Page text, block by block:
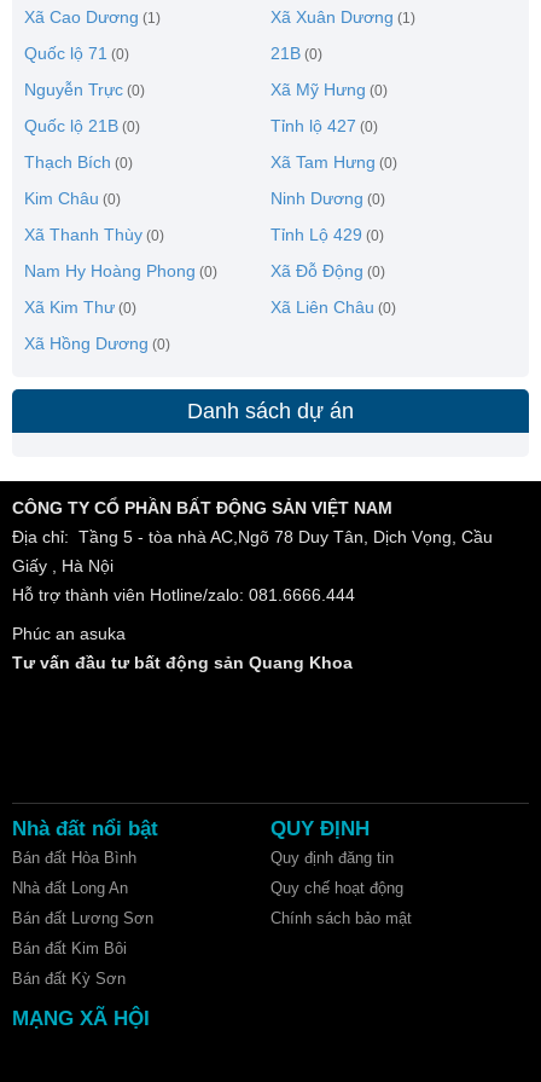
Xã Cao Dương (1) Xã Xuân Dương (1)
Quốc lộ 71 (0) 21B (0)
Nguyễn Trực (0) Xã Mỹ Hưng (0)
Quốc lộ 21B (0) Tỉnh lộ 427 (0)
Thạch Bích (0) Xã Tam Hưng (0)
Kim Châu (0) Ninh Dương (0)
Xã Thanh Thùy (0) Tỉnh Lộ 429 (0)
Nam Hy Hoàng Phong (0) Xã Đỗ Động (0)
Xã Kim Thư (0) Xã Liên Châu (0)
Xã Hồng Dương (0)
Danh sách dự án
CÔNG TY CỔ PHẦN BẤT ĐỘNG SẢN VIỆT NAM
Địa chỉ: Tầng 5 - tòa nhà AC,Ngõ 78 Duy Tân, Dịch Vọng, Cầu
Giấy , Hà Nội
Hỗ trợ thành viên Hotline/zalo: 081.6666.444
Phúc an asuka
Tư vấn đầu tư bất động sản Quang Khoa
Nhà đất nổi bật
Bán đất Hòa Bình
Nhà đất Long An
Bán đất Lương Sơn
Bán đất Kim Bôi
Bán đất Kỳ Sơn
QUY ĐỊNH
Quy định đăng tin
Quy chế hoạt động
Chính sách bảo mật
MẠNG XÃ HỘI